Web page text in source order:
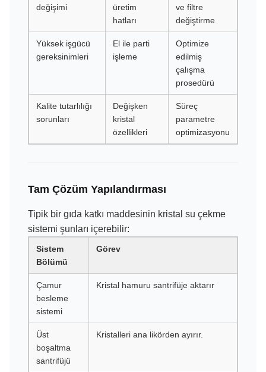
değişimi
üretim
hatları
ve filtre
değiştirme
Yüksek işgücü
gereksinimleri
El ile parti
işleme
Optimize
edilmiş
çalışma
prosedürü
Kalite tutarlılığı
sorunları
Değişken
kristal
özellikleri
Süreç
parametre
optimizasyonu
Tam Çözüm Yapılandırması
Tipik bir gıda katkı maddesinin kristal su çekme
sistemi şunları içerebilir:
Sistem
Bölümü
Görev
Çamur
besleme
sistemi
Kristal hamuru santrifüje aktarır
Üst
boşaltma
santrifüjü
Kristalleri ana likörden ayırır.